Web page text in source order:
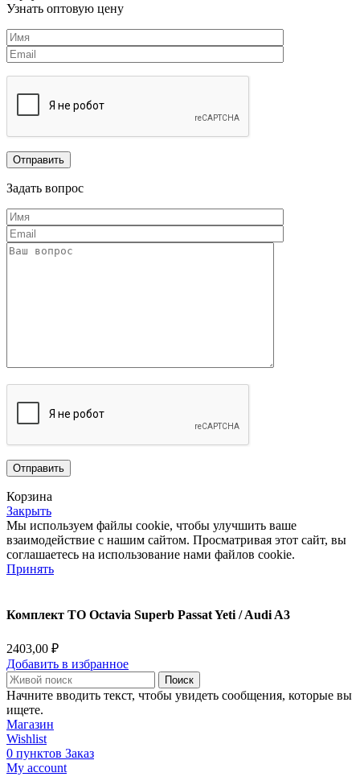
Узнать оптовую цену
Задать вопрос
Корзина
Закрыть
Мы используем файлы cookie, чтобы улучшить ваше
взаимодействие с нашим сайтом. Просматривая этот сайт, вы
соглашаетесь на использование нами файлов cookie.
Принять
Комплект ТО Octavia Superb Passat Yeti / Audi A3
2403,00 ₽
Добавить в избранное
Поиск
Начните вводить текст, чтобы увидеть сообщения, которые вы
ищете.
Магазин
Wishlist
0 пунктов Заказ
My account